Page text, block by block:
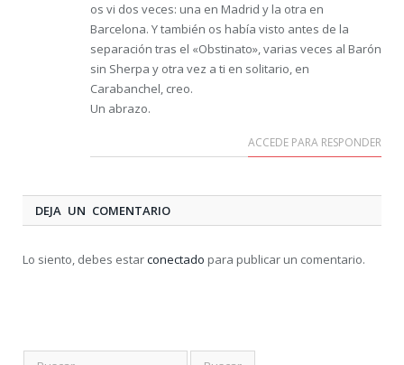
os vi dos veces: una en Madrid y la otra en
Barcelona. Y también os había visto antes de la
separación tras el «Obstinato», varias veces al Barón
sin Sherpa y otra vez a ti en solitario, en
Carabanchel, creo.
Un abrazo.
ACCEDE PARA RESPONDER
DEJA UN COMENTARIO
Lo siento, debes estarconectado para publicar un comentario.